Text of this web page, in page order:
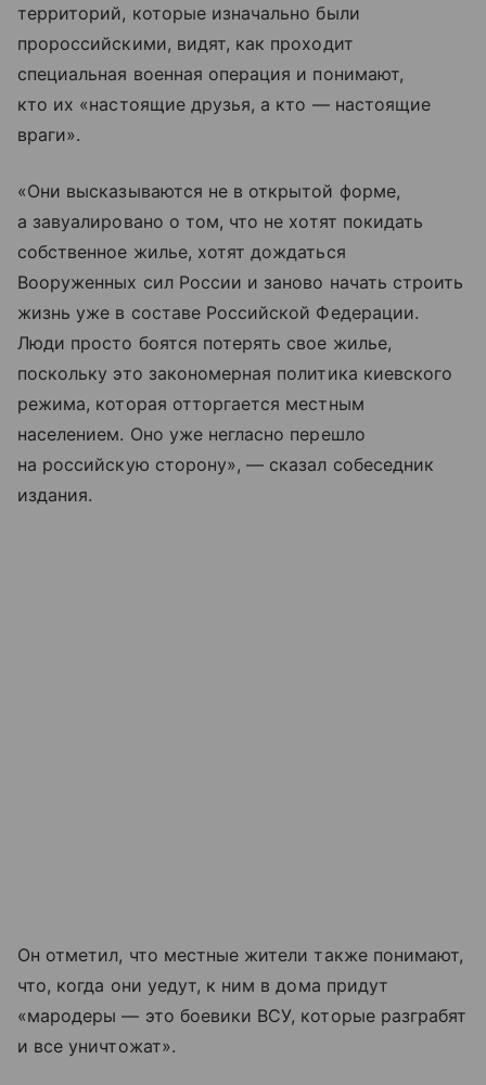
территорий, которые изначально были
пророссийскими, видят, как проходит
специальная военная операция и понимают,
кто их «настоящие друзья, а кто — настоящие
враги».
«Они высказываются не в открытой форме,
а завуалировано о том, что не хотят покидать
собственное жилье, хотят дождаться
Вооруженных сил России и заново начать строить
жизнь уже в составе Российской Федерации.
Люди просто боятся потерять свое жилье,
поскольку это закономерная политика киевского
режима, которая отторгается местным
населением. Оно уже негласно перешло
на российскую сторону», — сказал собеседник
издания.
Он отметил, что местные жители также понимают,
что, когда они уедут, к ним в дома придут
«мародеры — это боевики ВСУ, которые разграбят
и все уничтожат».